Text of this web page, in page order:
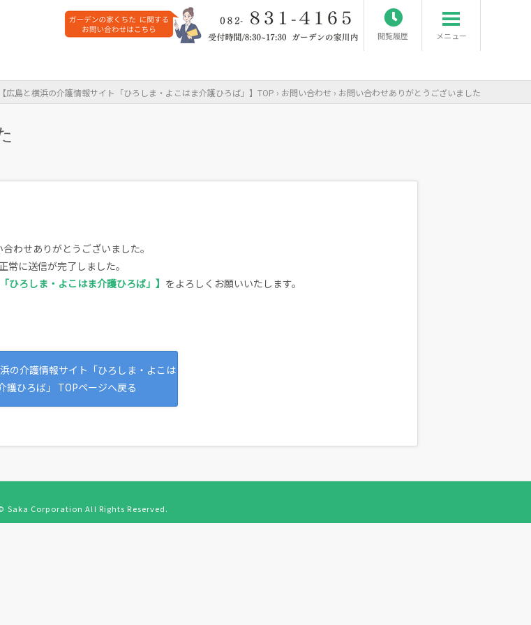
閲覧履歴 メニュー
広島と横浜の介護情報サイト「ひろしま・よこはま介護ひろば」 TOP › お問い合わせ › お問い合わせありがとうございました
合わせありがとうございました。
正常に送信が完了しました。
ひろしま・よこはま介護ひろば」 をよろしくお願いいたします。
の介護情報サイト「ひろしま・よこは
護ひろば」 TOPページへ戻る
Saka Corporation All Rights Reserved.